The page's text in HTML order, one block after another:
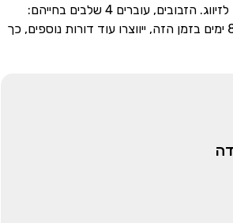
זבובים מתרבים במהירות רבה, תוך כמה שעות הם הופכים לבוגרים ומוכנים לזיווג. הזבובים, עוברים 4 שלבים בחייהם:
ביצים, זחלים, גלמים ובוגרים. התהליך בין ביצה לבוגר יכול להימשך בין 8-10 ימים בזמן הזה, ייווצרו עוד דורות נוספים, כך